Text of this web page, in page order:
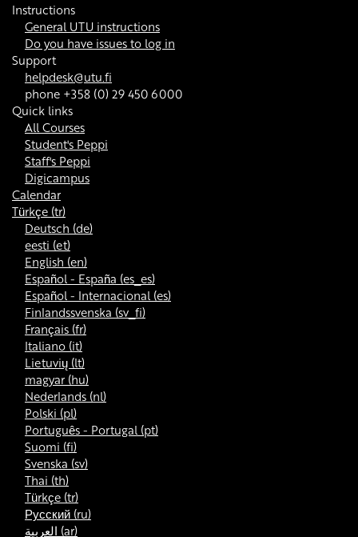
Instructions
General UTU instructions
Do you have issues to log in
Support
helpdesk@utu.fi
phone +358 (0) 29 450 6000
Quick links
All Courses
Student's Peppi
Staff's Peppi
Digicampus
Calendar
Türkçe ‎(tr)‎
Deutsch ‎(de)‎
eesti ‎(et)‎
English ‎(en)‎
Español - España ‎(es_es)‎
Español - Internacional ‎(es)‎
Finlandssvenska ‎(sv_fi)‎
Français ‎(fr)‎
Italiano ‎(it)‎
Lietuvių ‎(lt)‎
magyar ‎(hu)‎
Nederlands ‎(nl)‎
Polski ‎(pl)‎
Português - Portugal ‎(pt)‎
Suomi ‎(fi)‎
Svenska ‎(sv)‎
Thai ‎(th)‎
Türkçe ‎(tr)‎
Русский ‎(ru)‎
العربية ‎(ar)‎